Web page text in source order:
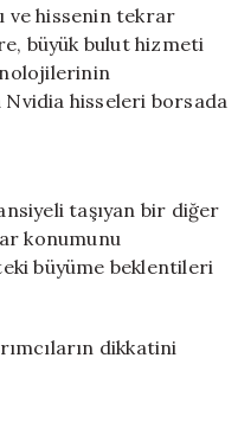
ve hissenin tekrar
büyük bulut hizmeti
Nvidia hisseleri borsada
taşıyan bir diğer
konumunu
büyüme beklentileri
dikkatini